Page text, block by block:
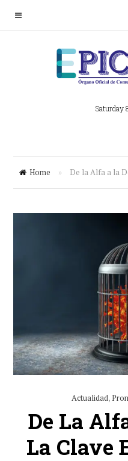
Saturday
Home » De la Alfa a la
Actualidad,
De La
La Clave